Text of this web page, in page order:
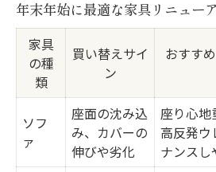
年末年始に最適な家具リニュー
家具
の種
類
買い替えサイ
ン
おすす
ソフ
ァ
座面の沈み込
み、カバーの
伸びや劣化
座り心地
高反発ウ
ナンスし